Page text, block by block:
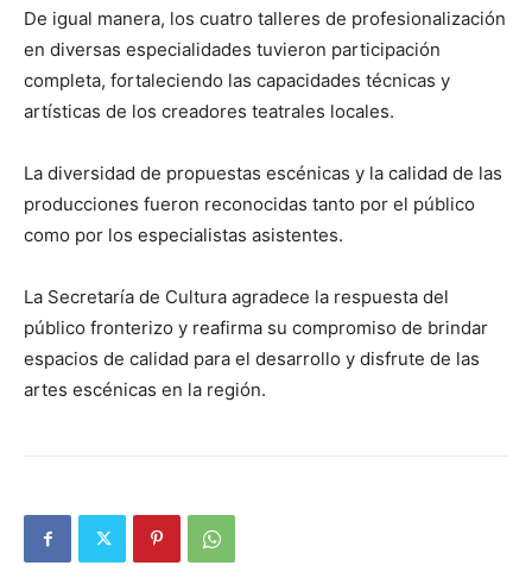
De igual manera, los cuatro talleres de profesionalización
en diversas especialidades tuvieron participación
completa, fortaleciendo las capacidades técnicas y
artísticas de los creadores teatrales locales.
La diversidad de propuestas escénicas y la calidad de las
producciones fueron reconocidas tanto por el público
como por los especialistas asistentes.
La Secretaría de Cultura agradece la respuesta del
público fronterizo y reafirma su compromiso de brindar
espacios de calidad para el desarrollo y disfrute de las
artes escénicas en la región.